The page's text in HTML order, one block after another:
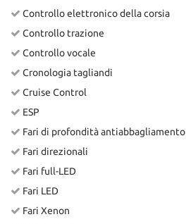
Controllo elettronico della corsia
Controllo trazione
Controllo vocale
Cronologia tagliandi
Cruise Control
ESP
Fari di profondità antiabbagliamento
Fari direzionali
Fari full-LED
Fari LED
Fari Xenon